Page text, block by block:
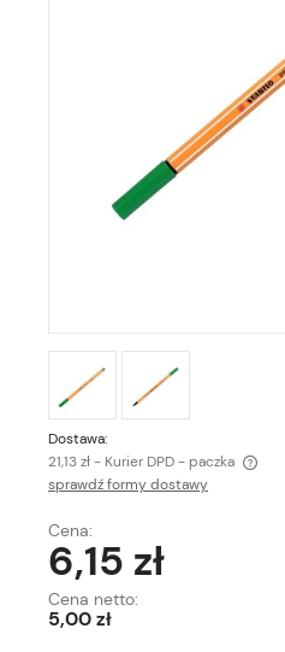
Dostawa:
21,13 zł- Kurier DPD - paczka
sprawdź formy dostawy
Cena:
6,15 zł
Cena netto:
5,00 zł